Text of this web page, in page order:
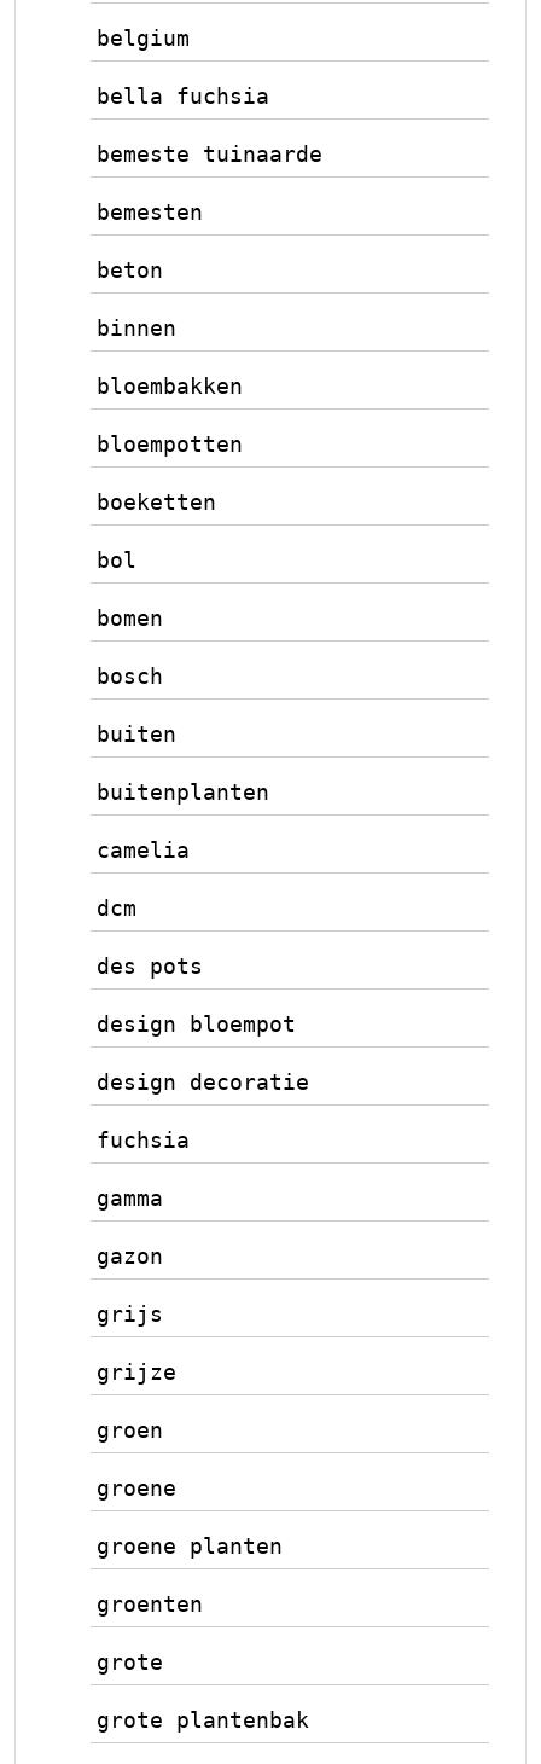
belgium
bella fuchsia
bemeste tuinaarde
bemesten
beton
binnen
bloembakken
bloempotten
boeketten
bol
bomen
bosch
buiten
buitenplanten
camelia
dcm
des pots
design bloempot
design decoratie
fuchsia
gamma
gazon
grijs
grijze
groen
groene
groene planten
groenten
grote
grote plantenbak